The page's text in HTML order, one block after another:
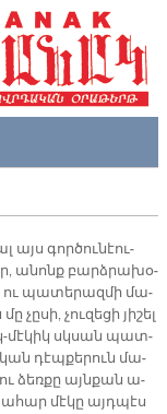
այս գոր­ծու­նէու­
ա­նոնք բարձ­րա­խօ­
ու պա­տե­րազ­մի մա­
չը­սի, չու­զե­ցի յի­շել
մէ­կիկ սկսան պատ­
դէպ­քե­րուն մա­
ձեռ­քը այն­քան ա­
մէ­կը այդ­պէս